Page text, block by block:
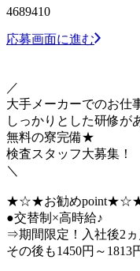
4689410
応募画面に進む
／
大手メーカーでのお仕
しっかりとした研修
無料の寮完備★
検査スタッフ大募集！
＼
★☆★お勧め
●交替制×高時給♪
⇒期間限定！入社後2ヵ
その後も1450円～1813